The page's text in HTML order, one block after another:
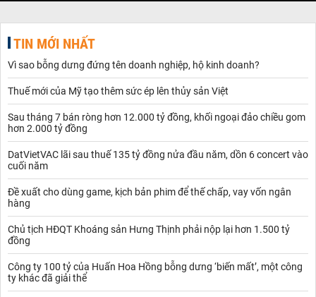
TIN MỚI NHẤT
Vì sao bỗng dưng đứng tên doanh nghiệp, hộ kinh doanh?
Thuế mới của Mỹ tạo thêm sức ép lên thủy sản Việt
Sau tháng 7 bán ròng hơn 12.000 tỷ đồng, khối ngoại đảo chiều gom
hơn 2.000 tỷ đồng
DatVietVAC lãi sau thuế 135 tỷ đồng nửa đầu năm, dồn 6 concert vào
cuối năm
Đề xuất cho dùng game, kịch bản phim để thế chấp, vay vốn ngân
hàng
Chủ tịch HĐQT Khoáng sản Hưng Thịnh phải nộp lại hơn 1.500 tỷ
đồng
Công ty 100 tỷ của Huấn Hoa Hồng bỗng dưng ‘biến mất’, một công
ty khác đã giải thể